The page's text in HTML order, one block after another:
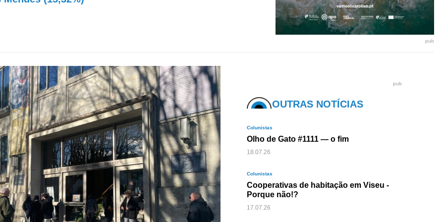
pub
pub
OUTRAS NOTÍCIAS
Colunistas
Olho de Gato #1111 — o fim
18.07.26
Colunistas
Cooperativas de habitação em Viseu -
Porque não!?
17.07.26